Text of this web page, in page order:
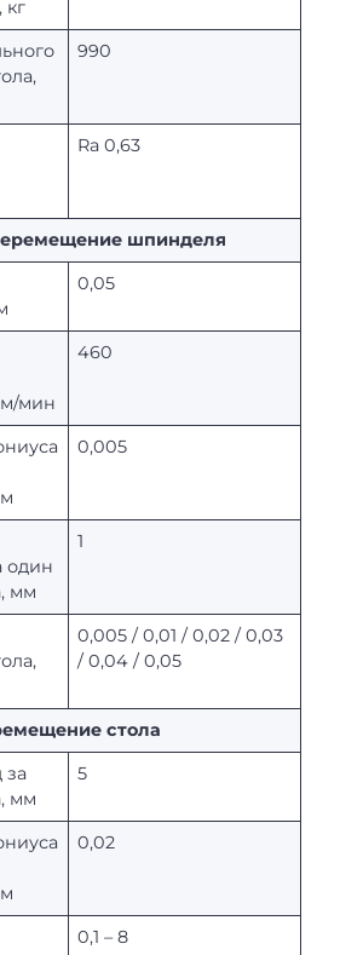
кг
990
Ra 0,63
шпинделя
0,05
мин
460
0,005
один
мм
1
0,005 / 0,01 / 0,02 / 0,03
/ 0,04 / 0,05
стола
за
мм
5
0,02
0,1 – 8